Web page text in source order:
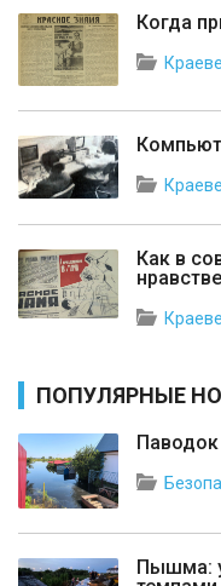
Когда
Как в
ПОПУЛЯРНЫЕ
Пышма: